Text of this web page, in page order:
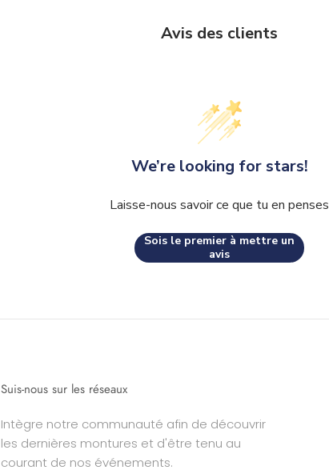
Avis des clients
We’re looking for stars!
Laisse-nous savoir ce que tu en penses
Sois le premier à mettre un
avis
Suis-nous sur les réseaux
Intègre notre communauté afin de découvrir
les dernières montures et d'être tenu au
courant de nos événements.